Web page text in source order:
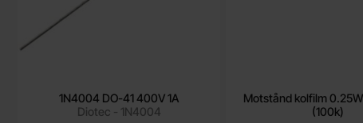
1N4004 DO-41 400V 1A
Diotec - 1N4004
Motstånd kolfilm
(100k)